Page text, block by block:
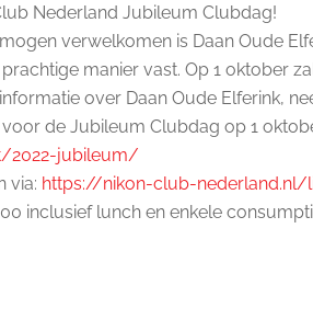
Nederland Jubileum Clubdag!
verwelkomen is Daan Oude
manier vast. Op 1 oktober
over Daan Oude Elferink,
de Jubileum Clubdag op 1
2022-jubileum/
via: https://nikon-club-
inclusief lunch en enkele